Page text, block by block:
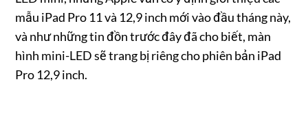
mẫu ‌iPad Pro‌ 11 và 12,9 inch mới vào đầu tháng này,
và như những tin đồn trước đây đã cho biết, màn
hình mini-LED sẽ trang bị riêng cho phiên bản ‌iPad
Pro‌ 12,9 inch.